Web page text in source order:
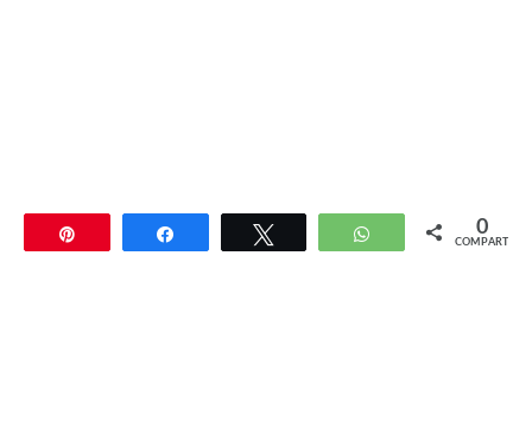
Compartir WhatsApp 0
COMPARTIR